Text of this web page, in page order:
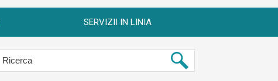
SERVIZII IN LINIA